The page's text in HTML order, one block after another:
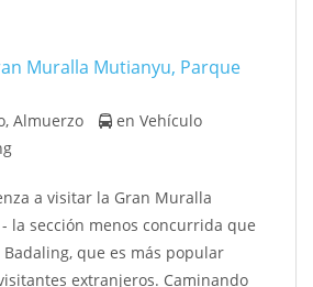
Muralla Mutianyu, Parque
Almuerzo
en Vehículo
a visitar la Gran Muralla
la sección menos concurrida que
Badaling, que es más popular
extranjeros. Caminando